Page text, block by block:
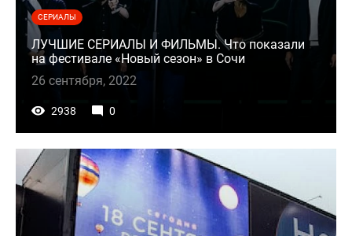
СЕРИАЛЫ
ЛУЧШИЕ СЕРИАЛЫ И ФИЛЬМЫ. Что показали
на фестивале «Новый сезон» в Сочи
26 сентября, 2022
2938 0